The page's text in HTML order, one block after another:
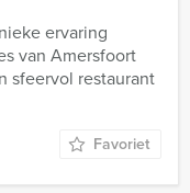
ervaring
van Amersfoort
sfeervol restaurant
Favoriet